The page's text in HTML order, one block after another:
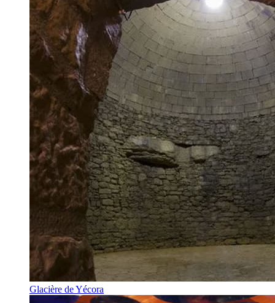
Glacière de Yécora